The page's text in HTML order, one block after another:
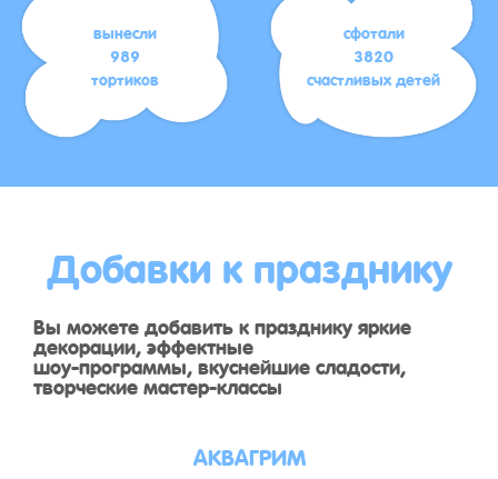
вынесли
989
тортиков
сфотали
3820
счастливых детей
Добавки к празднику
Вы можете добавить к празднику яркие
декорации, эффектные
шоу-программы, вкуснейшие сладости,
творческие мастер-классы
АКВАГРИМ